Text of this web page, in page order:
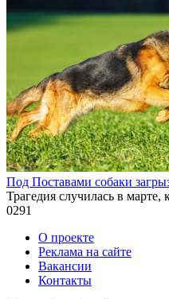
Под Поставами собаки
Трагедия случилась в
0291
О проекте
Реклама на сайте
Вакансии
Контакты